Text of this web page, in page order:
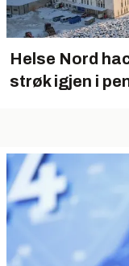
Helse Nord
strøk igjen i